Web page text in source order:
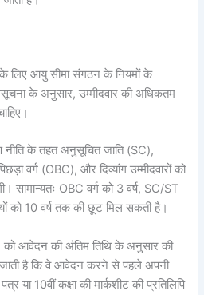
लिए आयु सीमा संगठन के नियमों के
के अनुसार, उम्मीदवार की अधिकतम
नीति के तहत अनुसूचित जाति (SC),
वर्ग (OBC), और दिव्यांग उम्मीदवारों को
सामान्यतः OBC वर्ग को 3 वर्ष, SC/ST
को 10 वर्ष तक की छूट मिल सकती है।
आवेदन की अंतिम तिथि के अनुसार की
जाती है कि वे आवेदन करने से पहले अपनी
या 10वीं कक्षा की मार्कशीट की प्रतिलिपि